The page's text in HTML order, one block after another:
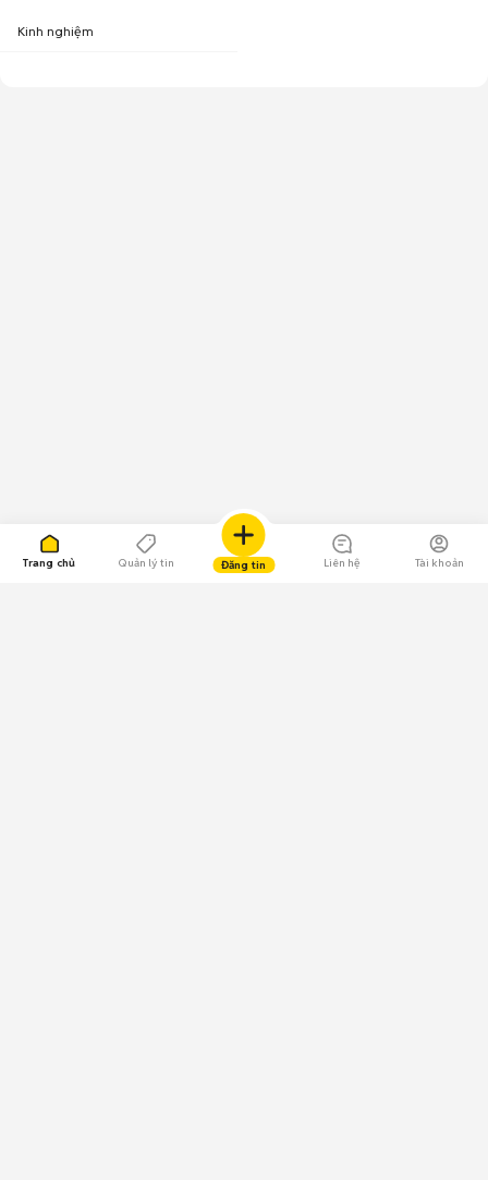
Trang chủ Quản lý tin Đăng tin Liên hệ Tài khoản
Kinh nghiệm